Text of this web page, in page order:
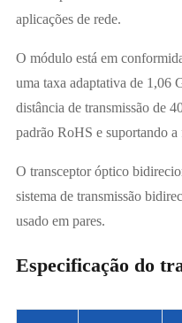
aplicações de rede.
O módulo está em
uma taxa adaptativa de 1,06
distância de transmissão de
padrão RoHS e suportando
O transceptor óptico
sistema de transmissão
usado em pares.
Especificação do